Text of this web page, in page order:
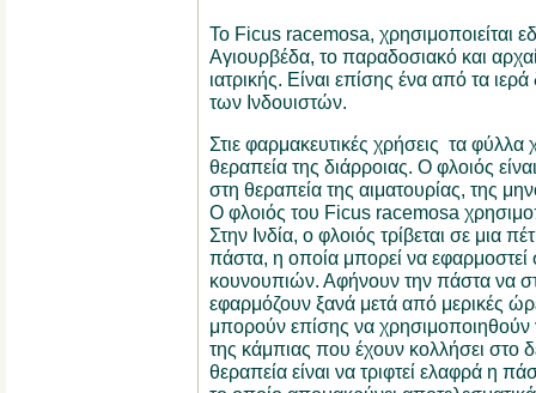
Το Ficus racemosa, χρησιμοποιείται
Αγιουρβέδα, το παραδοσιακό και
ιατρικής. Είναι επίσης ένα από τα
των Ινδουιστών.
Στιε φαρμακευτικές χρήσεις τα φύλλα
θεραπεία της διάρροιας. Ο φλοιός
στη θεραπεία της αιματουρίας, της
Ο φλοιός του Ficus racemosa
Στην Ινδία, ο φλοιός τρίβεται σε μια
πάστα, η οποία μπορεί να εφαρμοστεί
κουνουπιών. Αφήνουν την πάστα να
εφαρμόζουν ξανά μετά από μερικές
μπορούν επίσης να χρησιμοποιηθούν
της κάμπιας που έχουν κολλήσει στο
θεραπεία είναι να τριφτεί ελαφρά η